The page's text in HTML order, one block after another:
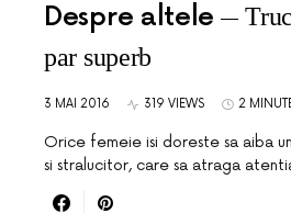
Despre altele
par superb
3 MAI 2016 319 VIEWS 2
Orice femeie isi doreste sa aiba
si stralucitor, care sa atraga